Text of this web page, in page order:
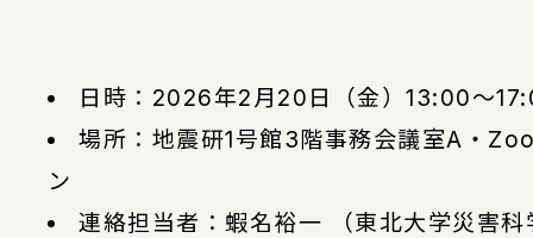
日時：2026年2月20日（金）13:00～
場所：地震研1号館3階事務会議室A・
ン
連絡担当者：蝦名裕一 （東北大学災害科